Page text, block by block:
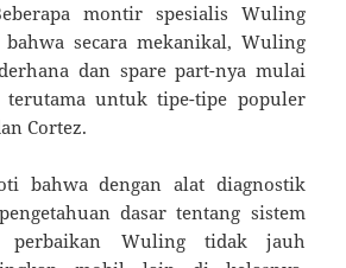
montir spesialis Wuling
bahwa secara mekanikal, Wuling
dan spare part-nya mulai
terutama untuk tipe-tipe populer
Cortez.
bahwa dengan alat diagnostik
dasar tentang sistem
perbaikan Wuling tidak jauh